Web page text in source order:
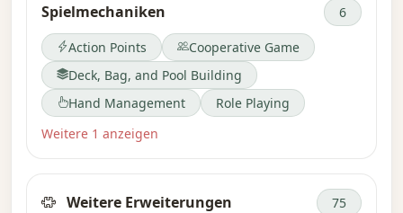
Mehrspielermodus Platz für bis zu zwölf
Ermittler. Zusätzliche Regeln unterstützen
Standardtische und ermöglichen es dir, „The
Labyrinth of Lunacy“ als dreiteilige
Minikampagne zu erleben.
– Beschreibung des Verlags
Spielmechaniken 6
Action Points
Cooperative Game
Deck, Bag, and Pool Building
Hand Management
Role Playing
Weitere 1 anzeigen
Weitere Erweiterungen 75